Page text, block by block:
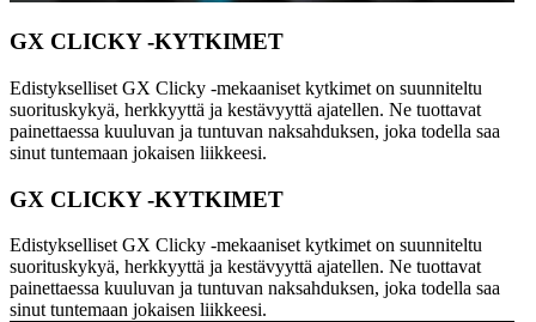
GX CLICKY -KYTKIMET
Edistykselliset GX Clicky -mekaaniset kytkimet on suunniteltu
suorituskykyä, herkkyyttä ja kestävyyttä ajatellen. Ne tuottavat
painettaessa kuuluvan ja tuntuvan naksahduksen, joka todella saa
sinut tuntemaan jokaisen liikkeesi.
GX CLICKY -KYTKIMET
Edistykselliset GX Clicky -mekaaniset kytkimet on suunniteltu
suorituskykyä, herkkyyttä ja kestävyyttä ajatellen. Ne tuottavat
painettaessa kuuluvan ja tuntuvan naksahduksen, joka todella saa
sinut tuntemaan jokaisen liikkeesi.